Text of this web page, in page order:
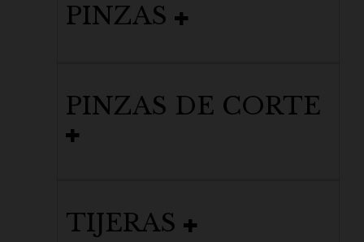
PINZAS
PINZAS DE CORTE
TIJERAS